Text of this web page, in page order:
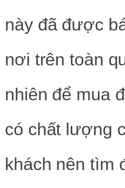
này đã được
nơi trên toàn
nhiên để mua
có chất lượng
khách nên tìm